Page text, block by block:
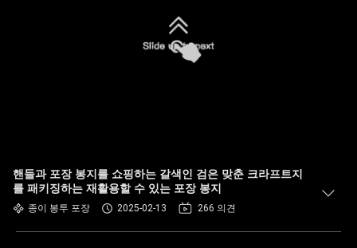
핸들과 포장 봉지를 쇼핑하는 갈색인 검은 맞춘 크라프트지
를 패키징하는 재활용할 수 있는 포장 봉지
종이 봉투 포장 2025-02-13 266 의견